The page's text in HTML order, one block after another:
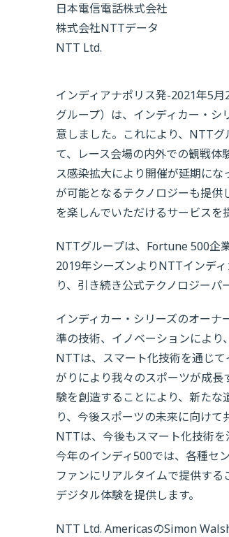
日本電信電話株式会社
株式会社NTTデータ
NTT Ltd.
インディアナポリス発-2021年5
グループ）は、インディカー・
意しました。これにより、NTT
て、レース会場の内外での観戦
ス感染拡大により開催が延期に
が可能となるテクノロジーも提供
を楽しんでいただけるサービスを
NTTグループは、Fortune 500企
2019年シーズンよりNTTインデ
り、引き続き公式テクノロジーパ
インディカー・シリーズのオー
準の技術、イノベーションにより
NTTは、スマート化技術を通じ
がりにより我々のスポーツが成
験を創造することにより、新た
り、今後スポーツの未来に向けて
NTTは、今後もスマート化技術を
今年のインディ500では、各種セ
ファンにリアルタイムで提供す
デジタル体験を提供します。
NTT Ltd. AmericasのSimon